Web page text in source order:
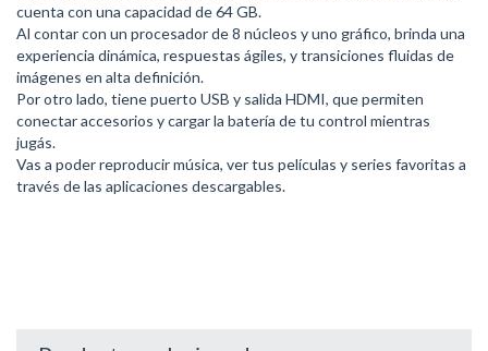
cuenta con una capacidad de 64 GB.
Al contar con un procesador de 8 núcleos y uno gráfico, brinda una
experiencia dinámica, respuestas ágiles, y transiciones fluidas de
imágenes en alta definición.
Por otro lado, tiene puerto USB y salida HDMI, que permiten
conectar accesorios y cargar la batería de tu control mientras
jugás.
Vas a poder reproducir música, ver tus películas y series favoritas a
través de las aplicaciones descargables.